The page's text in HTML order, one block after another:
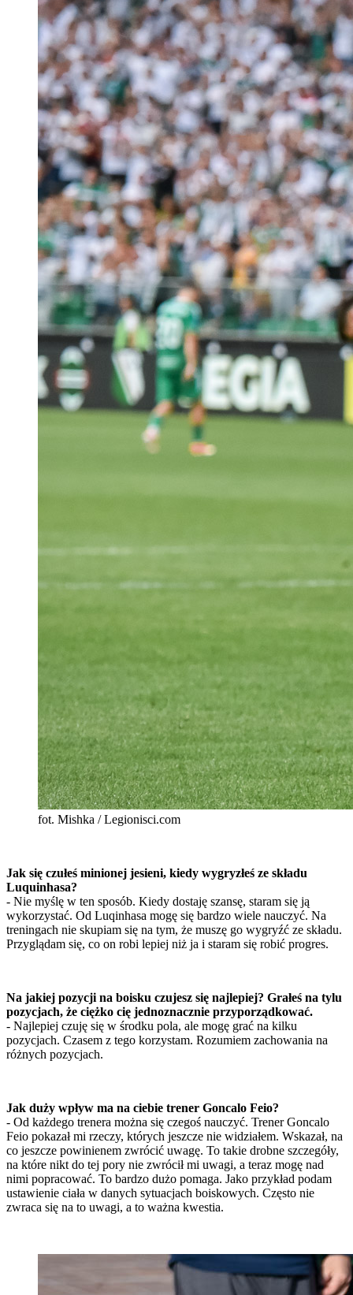
fot. Mishka / Legionisci.com
Jak się czułeś minionej jesieni, kiedy wygryzłeś ze składu
Luquinhasa?
- Nie myślę w ten sposób. Kiedy dostaję szansę, staram się ją
wykorzystać. Od Luqinhasa mogę się bardzo wiele nauczyć. Na
treningach nie skupiam się na tym, że muszę go wygryźć ze składu.
Przyglądam się, co on robi lepiej niż ja i staram się robić progres.
Na jakiej pozycji na boisku czujesz się najlepiej? Grałeś na tylu
pozycjach, że ciężko cię jednoznacznie przyporządkować.
- Najlepiej czuję się w środku pola, ale mogę grać na kilku
pozycjach. Czasem z tego korzystam. Rozumiem zachowania na
różnych pozycjach.
Jak duży wpływ ma na ciebie trener Goncalo Feio?
- Od każdego trenera można się czegoś nauczyć. Trener Goncalo
Feio pokazał mi rzeczy, których jeszcze nie widziałem. Wskazał, na
co jeszcze powinienem zwrócić uwagę. To takie drobne szczegóły,
na które nikt do tej pory nie zwrócił mi uwagi, a teraz mogę nad
nimi popracować. To bardzo dużo pomaga. Jako przykład podam
ustawienie ciała w danych sytuacjach boiskowych. Często nie
zwraca się na to uwagi, a to ważna kwestia.